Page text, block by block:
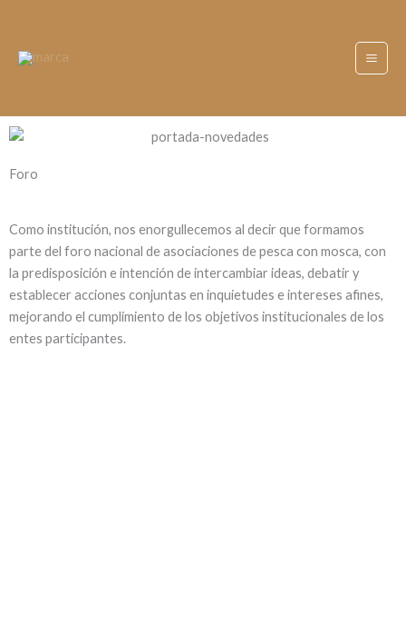
contenido
Foro
Como institución, nos enorgullecemos al decir que formamos
parte del foro nacional de asociaciones de pesca con mosca, con
la predisposición e intención de intercambiar ideas, debatir y
establecer acciones conjuntas en inquietudes e intereses afines,
mejorando el cumplimiento de los objetivos institucionales de los
entes participantes.